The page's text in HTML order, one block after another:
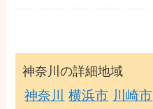
神奈川の詳細地域
神奈川 横浜市 川崎市